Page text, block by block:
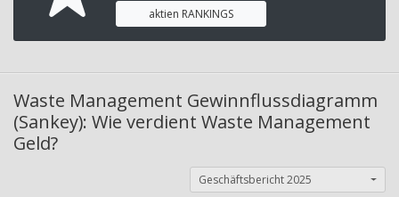
aktien RANKINGS
Waste Management Gewinnflussdiagramm
(Sankey): Wie verdient Waste Management
Geld?
Geschäftsbericht 2025